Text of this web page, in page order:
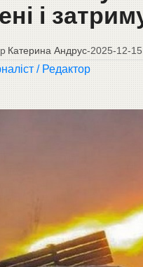
і
Катерина Андрус-2025-12-15
/ Редактор